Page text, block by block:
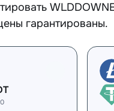
гарантированы.